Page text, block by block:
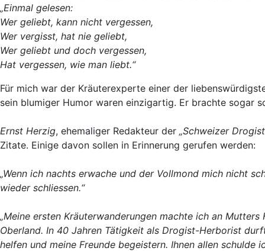
„Einmal gelesen:
Wer geliebt, kann nicht vergessen,
Wer vergisst, hat nie geliebt,
Wer geliebt und doch vergessen,
Hat vergessen, wie man liebt.“
Für mich war der Kräuterexperte einer der
sein blumiger Humor waren einzigartig. Er brachte sogar
Ernst Herzig, ehemaliger Redakteur der „Schweizer
Zitate. Einige davon sollen in Erinnerung gerufen werden:
„Wenn ich nachts erwache und der Vollmond mich nicht
wieder schliessen.“
„Meine ersten Kräuterwanderungen machte ich an
Oberland. In 40 Jahren Tätigkeit als Drogist-Herborist
helfen und meine Freunde begeistern. Ihnen allen schulde